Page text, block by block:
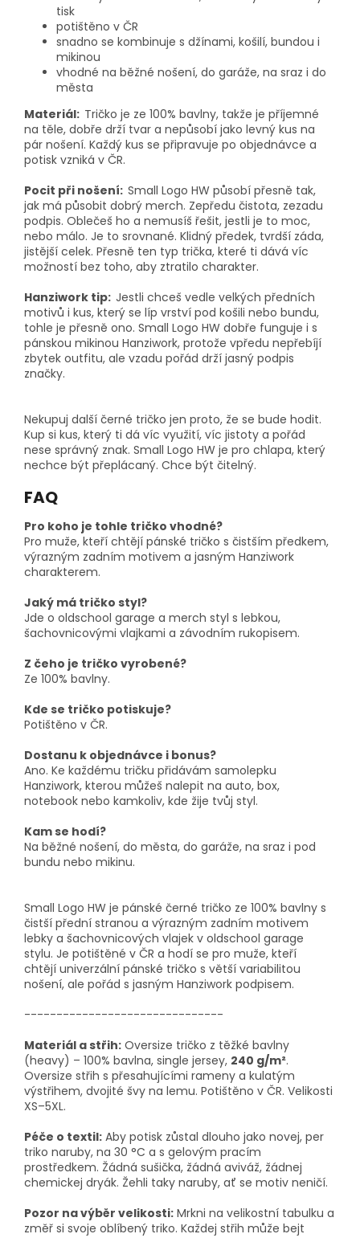
tisk
potištěno v ČR
snadno se kombinuje s džínami, košilí, bundou i
mikinou
vhodné na běžné nošení, do garáže, na sraz i do
města
Materiál: Tričko je ze 100% bavlny, takže je příjemné
na těle, dobře drží tvar a nepůsobí jako levný kus na
pár nošení. Každý kus se připravuje po objednávce a
potisk vzniká v ČR.
Pocit při nošení: Small Logo HW působí přesně tak,
jak má působit dobrý merch. Zepředu čistota, zezadu
podpis. Oblečeš ho a nemusíš řešit, jestli je to moc,
nebo málo. Je to srovnané. Klidný předek, tvrdší záda,
jistější celek. Přesně ten typ trička, které ti dává víc
možností bez toho, aby ztratilo charakter.
Hanziwork tip: Jestli chceš vedle velkých předních
motivů i kus, který se líp vrství pod košili nebo bundu,
tohle je přesně ono. Small Logo HW dobře funguje i s
pánskou mikinou Hanziwork, protože vpředu nepřebíjí
zbytek outfitu, ale vzadu pořád drží jasný podpis
značky.
Nekupuj další černé tričko jen proto, že se bude hodit.
Kup si kus, který ti dá víc využití, víc jistoty a pořád
nese správný znak. Small Logo HW je pro chlapa, který
nechce být přeplácaný. Chce být čitelný.
FAQ
Pro koho je tohle tričko vhodné?
Pro muže, kteří chtějí pánské tričko s čistším předkem,
výrazným zadním motivem a jasným Hanziwork
charakterem.
Jaký má tričko styl?
Jde o oldschool garage a merch styl s lebkou,
šachovnicovými vlajkami a závodním rukopisem.
Z čeho je tričko vyrobené?
Ze 100% bavlny.
Kde se tričko potiskuje?
Potištěno v ČR.
Dostanu k objednávce i bonus?
Ano. Ke každému tričku přidávám samolepku
Hanziwork, kterou můžeš nalepit na auto, box,
notebook nebo kamkoliv, kde žije tvůj styl.
Kam se hodí?
Na běžné nošení, do města, do garáže, na sraz i pod
bundu nebo mikinu.
Small Logo HW je pánské černé tričko ze 100% bavlny s
čistší přední stranou a výrazným zadním motivem
lebky a šachovnicových vlajek v oldschool garage
stylu. Je potištěné v ČR a hodí se pro muže, kteří
chtějí univerzální pánské tričko s větší variabilitou
nošení, ale pořád s jasným Hanziwork podpisem.
-------------------------------
Materiál a střih: Oversize tričko z těžké bavlny
(heavy) – 100% bavlna, single jersey, 240 g/m².
Oversize střih s přesahujícími rameny a kulatým
výstřihem, dvojité švy na lemu. Potištěno v ČR. Velikosti
XS–5XL.
Péče o textil: Aby potisk zůstal dlouho jako novej, per
triko naruby, na 30 °C a s gelovým pracím
prostředkem. Žádná sušička, žádná aviváž, žádnej
chemickej dryák. Žehli taky naruby, ať se motiv neničí.
Pozor na výběr velikosti: Mrkni na velikostní tabulku a
změř si svoje oblíbený triko. Každej střih může bejt